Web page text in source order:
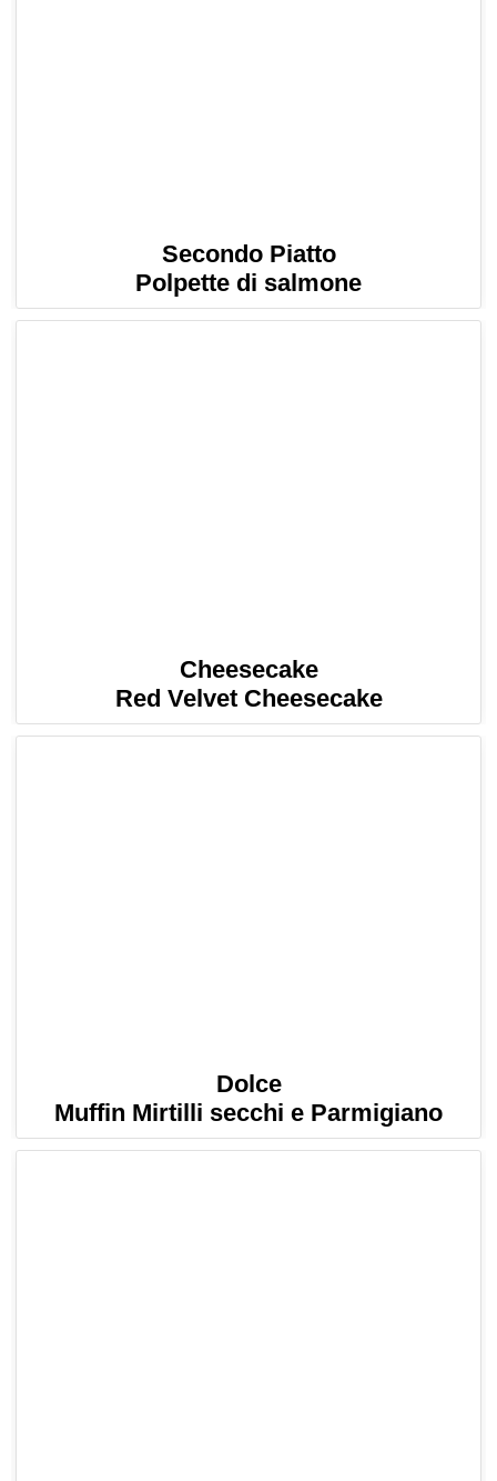
Secondo Piatto
Polpette di salmone
Cheesecake
Red Velvet Cheesecake
Dolce
Muffin Mirtilli secchi e Parmigiano